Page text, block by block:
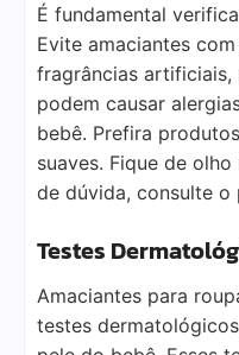
É fundamental
Evite amaciantes
fragrâncias artificiais,
podem causar
bebê. Prefira
suaves. Fique de
de dúvida, consulte o
Testes
Amaciantes para
testes